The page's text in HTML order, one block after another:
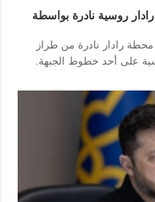
روسية نادرة بواسطة
محطة رادار نادرة من طراز